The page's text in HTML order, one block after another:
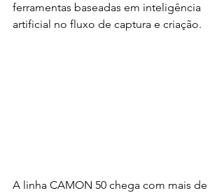
ferramentas baseadas em inteligência
artificial no fluxo de captura e criação.
A linha CAMON 50 chega com mais de